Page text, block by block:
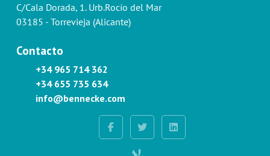
C/Cala Dorada, 1. Urb.Rocío del Mar
03185 - Torrevieja (Alicante)
Contacto
+34 965 714 362
+34 655 735 634
info@bennecke.com